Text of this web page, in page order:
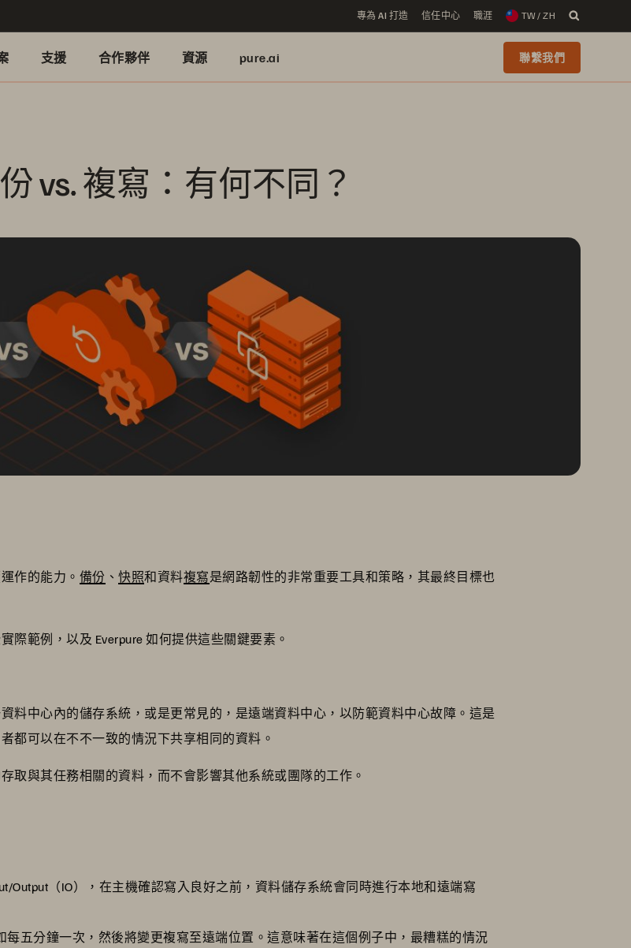
專為 AI 打造 信任中心 職涯 TW / ZH
支援 合作夥伴 資源 pure.ai 聯繫我們
vs. 複寫：有何不同？
作的能力。 備份 、快照和資料複寫是網路韌性的非常重要工具和策略，其最終目標也
範例，以及 Everpure 如何提供這些關鍵要素。
料中心內的儲存系統，或是更常見的，是遠端資料中心，以防範資料中心故障。這是
都可以在不不一致的情況下共享相同的資料。
取與其任務相關的資料，而不會影響其他系統或團隊的工作。
Output（IO），在主機確認寫入良好之前，資料儲存系統會同時進行本地和遠端寫
五分鐘一次，然後將變更複寫至遠端位置。這意味著在這個例子中，最糟糕的情況